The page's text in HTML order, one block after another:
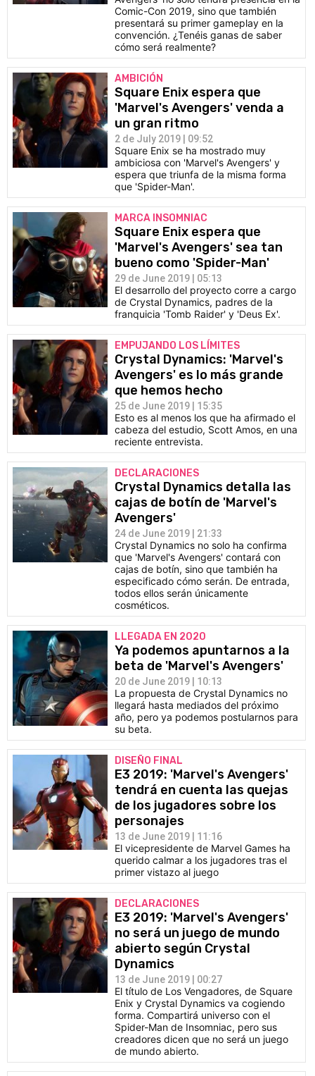
Comic-Con 2019, sino que también
presentará su primer gameplay en la
convención. ¿Tenéis ganas de saber
cómo será realmente?
AMBICIÓN
Square Enix espera que
'Marvel's Avengers' venda a
un gran ritmo
2 de July 2019 | 09:52
Square Enix se ha mostrado muy
ambiciosa con 'Marvel's Avengers' y
espera que triunfa de la misma forma
que 'Spider-Man'.
MARCA INSOMNIAC
Square Enix espera que
'Marvel's Avengers' sea tan
bueno como 'Spider-Man'
29 de June 2019 | 05:13
El desarrollo del proyecto corre a cargo
de Crystal Dynamics, padres de la
franquicia 'Tomb Raider' y 'Deus Ex'.
EMPUJANDO LOS LÍMITES
Crystal Dynamics: 'Marvel's
Avengers' es lo más grande
que hemos hecho
25 de June 2019 | 15:35
Esto es al menos los que ha afirmado el
cabeza del estudio, Scott Amos, en una
reciente entrevista.
DECLARACIONES
Crystal Dynamics detalla las
cajas de botín de 'Marvel's
Avengers'
24 de June 2019 | 21:33
Crystal Dynamics no solo ha confirma
que 'Marvel's Avengers' contará con
cajas de botín, sino que también ha
especificado cómo serán. De entrada,
todos ellos serán únicamente
cosméticos.
LLEGADA EN 2020
Ya podemos apuntarnos a la
beta de 'Marvel's Avengers'
20 de June 2019 | 10:13
La propuesta de Crystal Dynamics no
llegará hasta mediados del próximo
año, pero ya podemos postularnos para
su beta.
DISEÑO FINAL
E3 2019: 'Marvel's Avengers'
tendrá en cuenta las quejas
de los jugadores sobre los
personajes
13 de June 2019 | 11:16
El vicepresidente de Marvel Games ha
querido calmar a los jugadores tras el
primer vistazo al juego
DECLARACIONES
E3 2019: 'Marvel's Avengers'
no será un juego de mundo
abierto según Crystal
Dynamics
13 de June 2019 | 00:27
El título de Los Vengadores, de Square
Enix y Crystal Dynamics va cogiendo
forma. Compartirá universo con el
Spider-Man de Insomniac, pero sus
creadores dicen que no será un juego
de mundo abierto.